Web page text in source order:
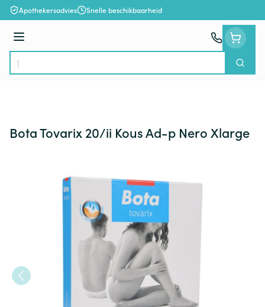
Ga naar de inhoud
Apothekersadvies Snelle beschikbaarheid
Menu
Product, merk, categorie...
Zoek
Bota Tovarix 20/ii Kous Ad-p Nero Xlarge